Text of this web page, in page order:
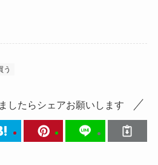
う
したらシェアお願いします